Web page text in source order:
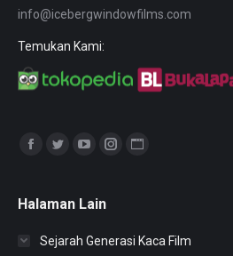
info@icebergwindowfilms.com
Temukan Kami:
Find us on:
opens
new
opens
new
opens
new new new
Halaman Lain
Sejarah Generasi Kaca Film